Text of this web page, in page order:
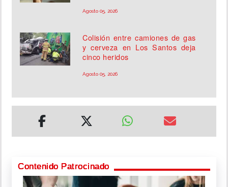
Agosto 05, 2026
Colisión entre camiones de gas
y cerveza en Los Santos deja
cinco heridos
Agosto 05, 2026
Contenido Patrocinado